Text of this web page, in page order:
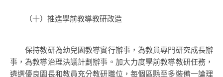
（十）推進學前教導教研改造
保持教研為幼兒園教導實行辦事，為教員專門研究成長辦
事，為教導治理決議計劃辦事。加大力度學前教導教研任務，
遴選優良園長和教員充分教研職位，每個區縣至多裝備一論理